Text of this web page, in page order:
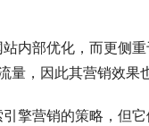
内部优化，而更侧
，因此其营销效果
擎营销的策略，但